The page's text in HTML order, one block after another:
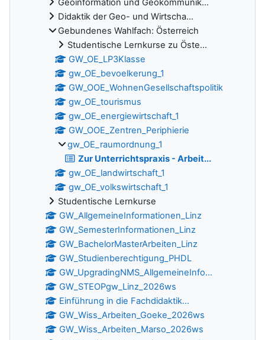
Geoinformation und Geokommunik...
Didaktik der Geo- und Wirtscha...
Gebundenes Wahlfach: Österreich
Studentische Lernkurse zu Öste...
GW_OE_LP3Klasse
gw_OE_bevoelkerung_1
GW_OOE_WohnenGesellschaftspolitik
gw_OE_tourismus
gw_OE_energiewirtschaft_1
GW_OOE_Zentren_Periphierie
gw_OE_raumordnung_1
Zur Unterrichtspraxis - Arbeit...
gw_OE_landwirtschaft_1
gw_OE_volkswirtschaft_1
Studentische Lernkurse
GW_AllgemeineInformationen_Linz
GW_SemesterInformationen_Linz
GW_BachelorMasterArbeiten_Linz
GW_Studienberechtigung_PHDL
GW_UpgradingNMS_AllgemeineInfo...
GW_STEOPgw_Linz_2026ws
Einführung in die Fachdidaktik...
GW_Wiss_Arbeiten_Goeke_2026ws
GW_Wiss_Arbeiten_Marso_2026ws